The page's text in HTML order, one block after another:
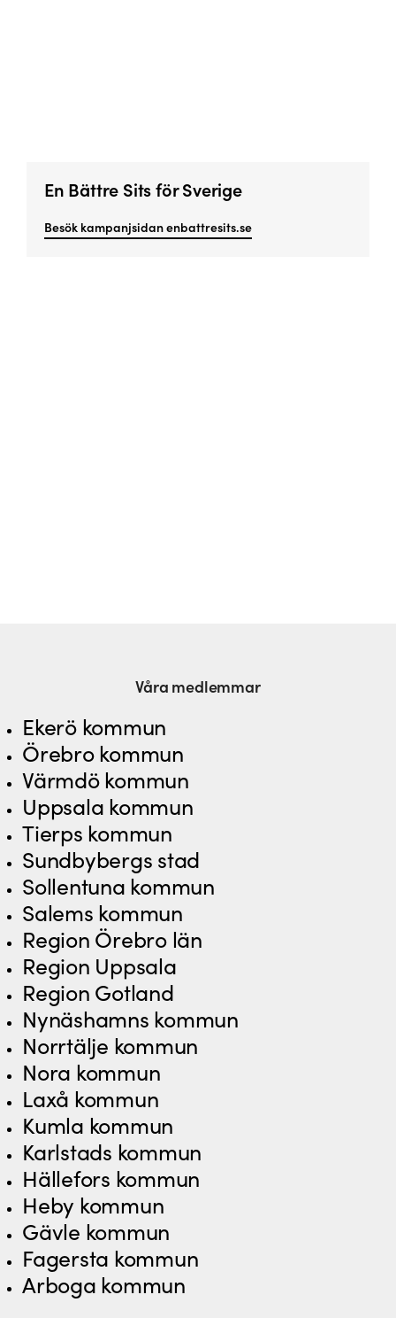
En Bättre Sits för Sverige
Besök kampanjsidan enbattresits.se
Våra medlemmar
Ekerö kommun
Örebro kommun
Värmdö kommun
Uppsala kommun
Tierps kommun
Sundbybergs stad
Sollentuna kommun
Salems kommun
Region Örebro län
Region Uppsala
Region Gotland
Nynäshamns kommun
Norrtälje kommun
Nora kommun
Laxå kommun
Kumla kommun
Karlstads kommun
Hällefors kommun
Heby kommun
Gävle kommun
Fagersta kommun
Arboga kommun